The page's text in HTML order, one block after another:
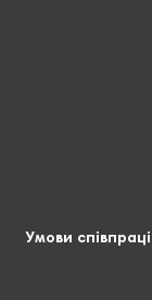
Умови